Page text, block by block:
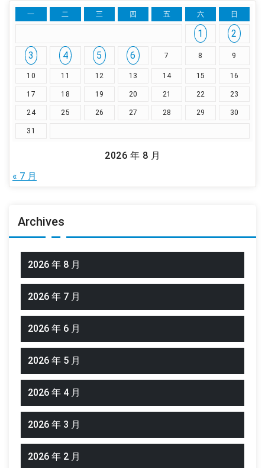
2026 年 8 月
一 二 三 四 五 六 日
1
2
3
4 5 6 7 8 9
10 11 12 13 14 15 16
17 18 19 20 21 22 23
24 25 26 27 28 29 30
31
« 7 月
Archives
2026 年 8 月
2026 年 7 月
2026 年 6 月
2026 年 5 月
2026 年 4 月
2026 年 3 月
2026 年 2 月